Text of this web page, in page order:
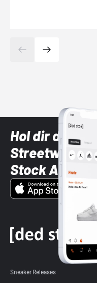
Hol dir die
Streetwear-
Stock App
Sneaker Releases